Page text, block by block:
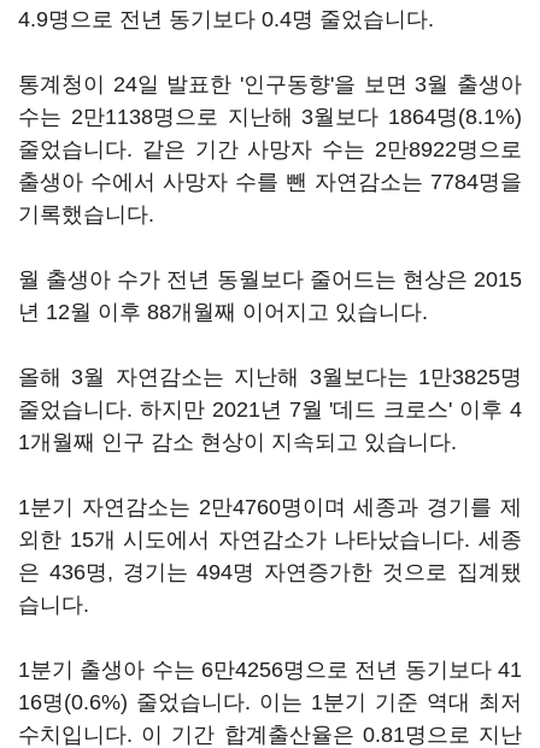
4.9명으로 전년 동기보다 0.4명 줄었습니다.
통계청이 24일 발표한 '인구동향'을 보면 3월 출생아
수는 2만1138명으로 지난해 3월보다 1864명(8.1%)
줄었습니다. 같은 기간 사망자 수는 2만8922명으로
출생아 수에서 사망자 수를 뺀 자연감소는 7784명을
기록했습니다.
월 출생아 수가 전년 동월보다 줄어드는 현상은 2015
년 12월 이후 88개월째 이어지고 있습니다.
올해 3월 자연감소는 지난해 3월보다는 1만3825명
줄었습니다. 하지만 2021년 7월 '데드 크로스' 이후 4
1개월째 인구 감소 현상이 지속되고 있습니다.
1분기 자연감소는 2만4760명이며 세종과 경기를 제
외한 15개 시도에서 자연감소가 나타났습니다. 세종
은 436명, 경기는 494명 자연증가한 것으로 집계됐
습니다.
1분기 출생아 수는 6만4256명으로 전년 동기보다 41
16명(0.6%) 줄었습니다. 이는 1분기 기준 역대 최저
수치입니다. 이 기간 합계출산율은 0.81명으로 지난